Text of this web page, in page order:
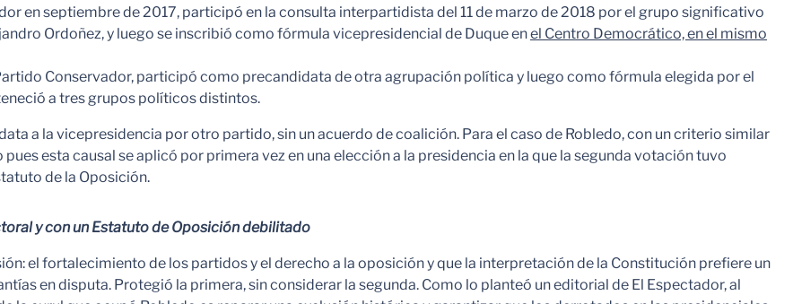
en septiembre de 2017, participó en la consulta interpartidista del 11 de marzo de 2018 por el grupo significativo
Ordoñez, y luego se inscribió como fórmula vicepresidencial de Duque enel Centro Democrático, en el mismo
Conservador, participó como precandidata de otra agrupación política y luego como fórmula elegida por el
a tres grupos políticos distintos.
a la vicepresidencia por otro partido, sin un acuerdo de coalición. Para el caso de Robledo, con un criterio similar
esta causal se aplicó por primera vez en una elección a la presidencia en la que la segunda votación tuvo
de la Oposición.
y con un Estatuto de Oposición debilitado
el fortalecimiento de los partidos y el derecho a la oposición y que la interpretación de la Constitución prefiere un
en disputa. Protegió la primera, sin considerar la segunda. Como lo planteó un editorial de El Espectador, al